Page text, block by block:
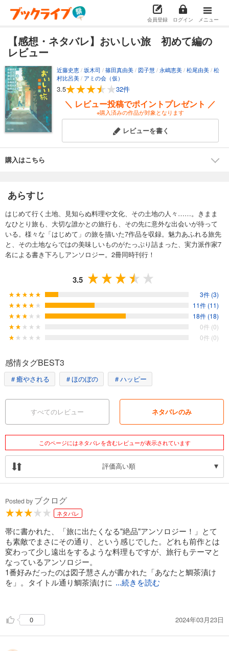
会員登録 ログイン メニュー
【感想・ネタバレ】おいしい旅 初めて編の
レビュー
近藤史恵/坂木司 /篠田真由美/図子慧/永嶋恵美/松尾由美/松
村比呂美/ アミの会（仮）
3.5 32件
＼ レビュー投稿でポイントプレゼント ／
※購入済みの作品が対象となります
レビューを書く
購入はこちら
あらすじ
はじめて行く土地、見知らぬ料理や文化、その土地の人々……。きまま
なひとり旅も、大切な誰かとの旅行も、その先に意外な出会いが待って
いる。様々な「はじめて」の旅を描いた7作品を収録。魅力あふれる旅先
と、その土地ならではの美味しいものがたっぷり詰まった、実力派作家7
名による書き下ろしアンソロジー。2冊同時刊行！
3.5
3件 (3)
11件 (11)
18件 (18)
0件 (0)
0件 (0)
感情タグBEST3
＃癒やされる ＃ほのぼの ＃ハッピー
すべてのレビュー ネタバレのみ
このページにはネタバレを含むレビューが表示されています
評価高い順
Posted by ブクログ
ネタバレ
帯に書かれた、「旅に出たくなる"絶品"アンソロジー！」とて
も素敵でまさにその通り、という感じでした。どれも前作とは
変わって少し遠出をするような料理もですが、旅行もテーマと
なっているアンソロジー。
1番好みだったのは図子慧さんが書かれた「あなたと鯛茶漬け
を」。タイトル通り鯛茶漬けに ...続きを読む
く、でも食事を通して自分を取り戻す描写に共感しました。食
べて美味しい楽しいだけではなく、自分が健やかになる食事、
0 2024年03月23日